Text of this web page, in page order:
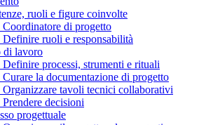
ruoli e figure coinvolte
Coordinatore di progetto
Definire ruoli e responsabilità
di lavoro
Definire processi, strumenti e rituali
Curare la documentazione di progetto
Organizzare tavoli tecnici collaborativi
decisioni
progettuale